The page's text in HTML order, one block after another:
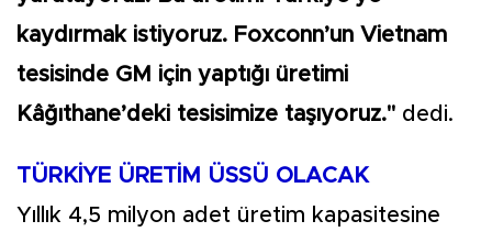
kaydırmak istiyoruz. Foxconn’un Vietnam
tesisinde GM için yaptığı üretimi
Kâğıthane’deki tesisimize taşıyoruz." dedi.
TÜRKİYE ÜRETİM ÜSSÜ OLACAK
Yıllık 4,5 milyon adet üretim kapasitesine